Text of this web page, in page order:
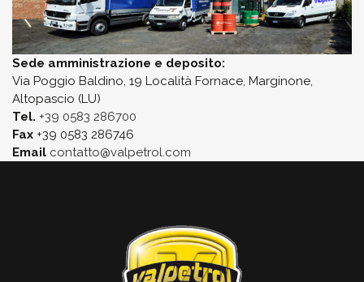
Sede amministrazione e deposito:
Via Poggio Baldino, 19 Località Fornace, Marginone,
Altopascio (LU)
Tel. +39 0583 286700
Fax +39 0583 286746
Email contatto@valpetrol.com